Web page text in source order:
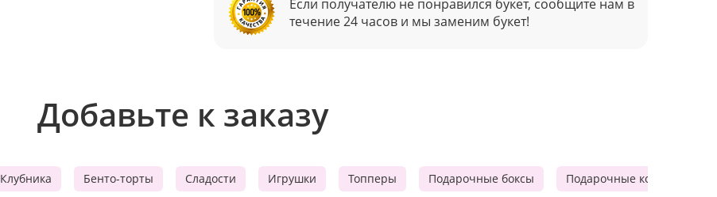
Если получателю не понравился букет, сообщите нам в
течение 24 часов и мы заменим букет!
Добавьте к заказу
Клубника Бенто-торты Сладости Игрушки Топперы Подарочные боксы Подарочные корзины